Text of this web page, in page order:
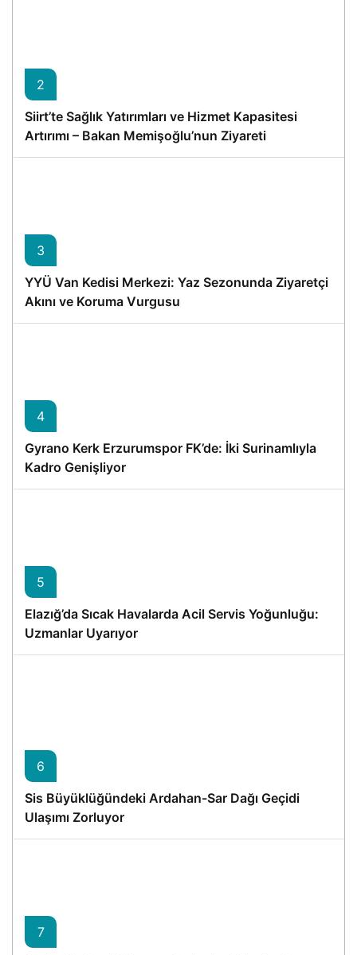
2
Siirt’te Sağlık Yatırımları ve Hizmet Kapasitesi
Artırımı – Bakan Memişoğlu’nun Ziyareti
3
YYÜ Van Kedisi Merkezi: Yaz Sezonunda Ziyaretçi
Akını ve Koruma Vurgusu
4
Gyrano Kerk Erzurumspor FK’de: İki Surinamlıyla
Kadro Genişliyor
5
Elazığ’da Sıcak Havalarda Acil Servis Yoğunluğu:
Uzmanlar Uyarıyor
6
Sis Büyüklüğündeki Ardahan-Sar Dağı Geçidi
Ulaşımı Zorluyor
7